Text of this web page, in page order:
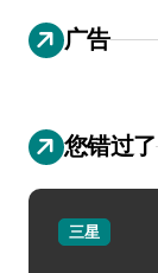
广告
您错过了
三星